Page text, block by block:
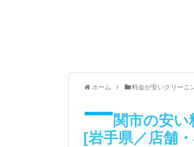
ホーム 料金が安いクリーニ
一関市の安
[岩手県／店舗